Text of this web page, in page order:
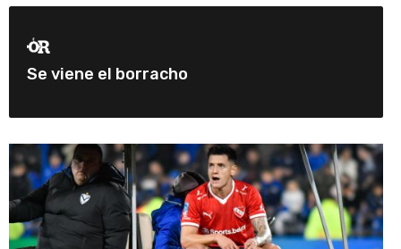
Se viene el borracho